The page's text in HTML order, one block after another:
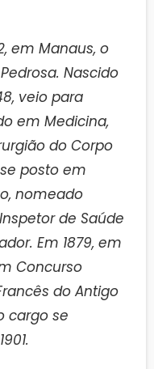
em Manaus, o
Nascido
veio para
em Medicina,
do Corpo
posto em
nomeado
de Saúde
Em 1879, em
Concurso
do Antigo
cargo se